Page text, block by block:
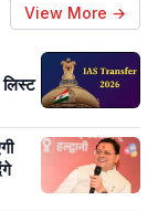
View More →